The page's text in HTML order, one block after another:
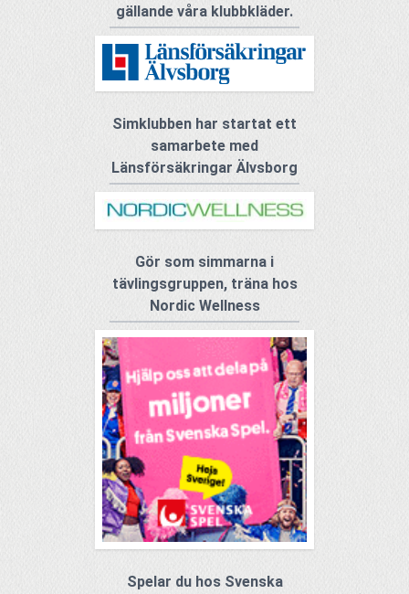
gällande våra klubbkläder.
Simklubben har startat ett
samarbete med
Länsförsäkringar Älvsborg
Gör som simmarna i
tävlingsgruppen, träna hos
Nordic Wellness
Spelar du hos Svenska